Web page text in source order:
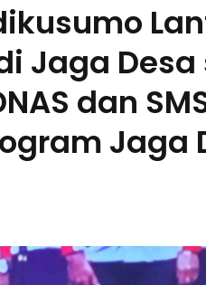
Jaga Desa
dan
Jaga